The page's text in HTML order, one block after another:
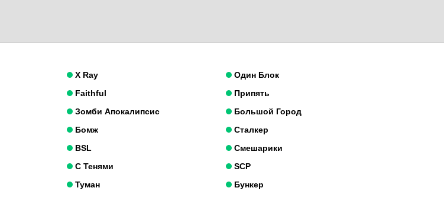
X Ray
Faithful
Зомби Апокалипсис
Бомж
BSL
С Тенями
Туман
Один Блок
Припять
Большой Город
Сталкер
Смешарики
SCP
Бункер